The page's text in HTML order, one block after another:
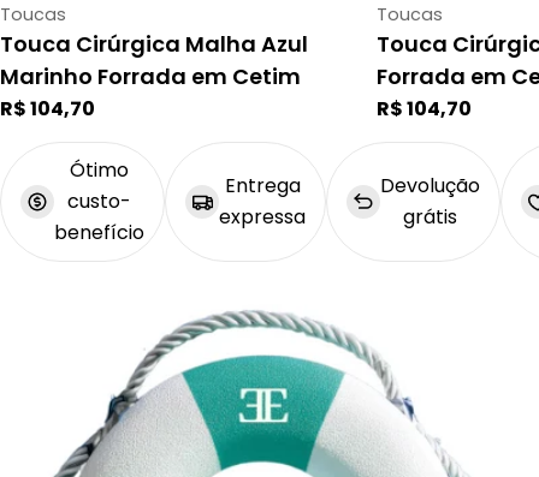
Tipo:
Toucas
Touca Cirúrgica Malha Azul
Marinho Forrada em Cetim
Preço
regular
R$ 104,70
Tipo:
Toucas
Touca
Forrada em
Preço
regular
R$ 104,70
Ótimo
custo-
benefício
Entrega
expressa
Devolução
grátis